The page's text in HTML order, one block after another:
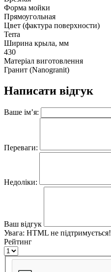
Форма мойки
Прямоугольная
Цвет (фактура поверхности)
Terra
Ширина крыла, мм
430
Матеріал виготовлення
Гранит (Nanogranit)
Написати відгук
Ваше ім’я:
Переваги:
Недоліки:
Ваш відгук
Увага: HTML не підтримується!
Рейтинг